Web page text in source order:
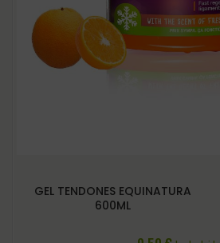
GEL TENDONES EQUINATURA
600ML